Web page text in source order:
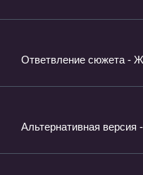
Ответвление сюжета -
Альтернативная